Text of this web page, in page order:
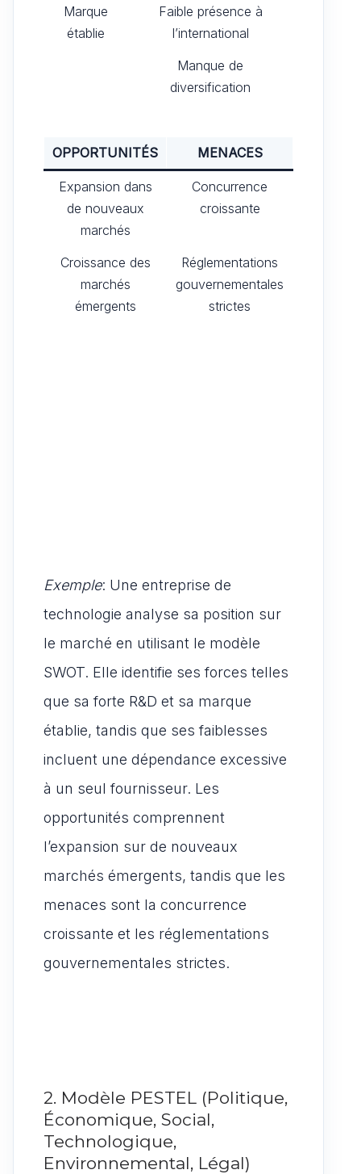
Marque
établie
Faible présence à
l’international
Manque de
diversification
OPPORTUNITÉS MENACES
Expansion dans
de nouveaux
marchés
Concurrence
croissante
Croissance des
marchés
émergents
Réglementations
gouvernementales
strictes
Exemple: Une entreprise de
technologie analyse sa position sur
le marché en utilisant le modèle
SWOT. Elle identifie ses forces telles
que sa forte R&D et sa marque
établie, tandis que ses faiblesses
incluent une dépendance excessive
à un seul fournisseur. Les
opportunités comprennent
l’expansion sur de nouveaux
marchés émergents, tandis que les
menaces sont la concurrence
croissante et les réglementations
gouvernementales strictes.
2. Modèle PESTEL (Politique,
Économique, Social,
Technologique,
Environnemental, Légal)